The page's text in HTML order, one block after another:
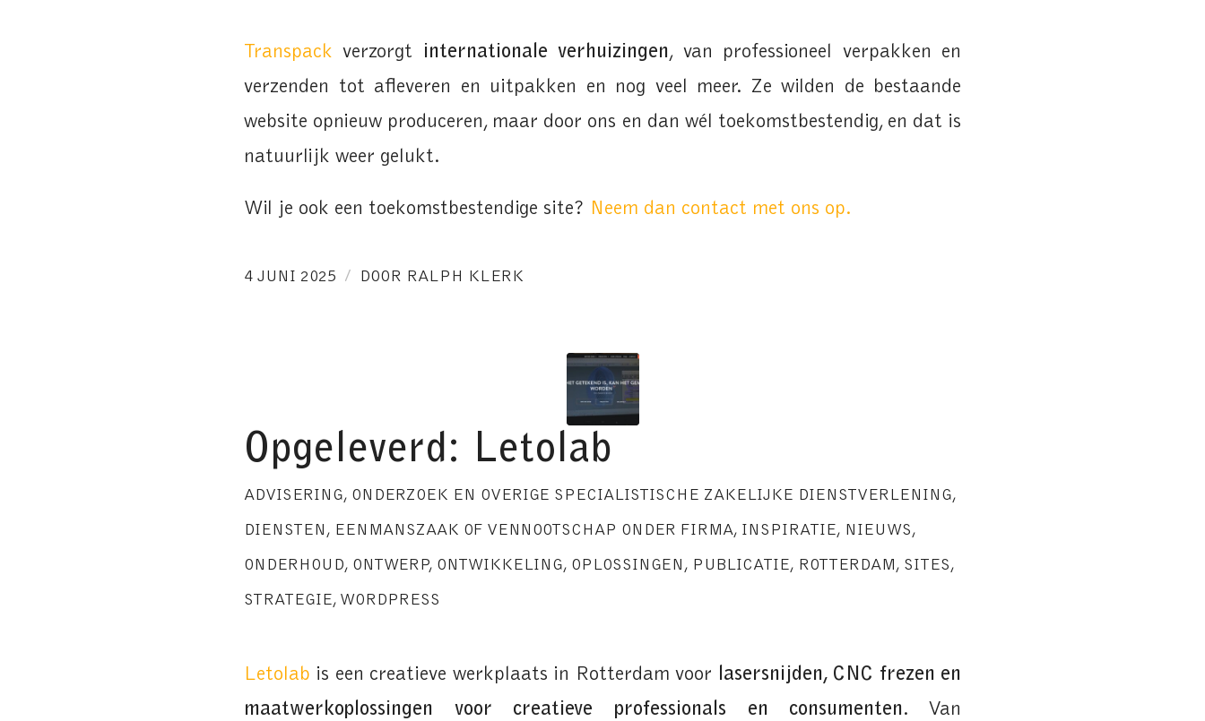
Transpack verzorgt internationale verhuizingen, van professioneel verpakken en
verzenden tot afleveren en uitpakken en nog veel meer. Ze wilden de bestaande
website opnieuw produceren, maar door ons en dan wél toekomstbestendig, en dat is
natuurlijk weer gelukt.
Wil je ook een toekomstbestendige site? Neem dan contact met ons op.
4 JUNI 2025 / DOOR RALPH KLERK
Opgeleverd: Letolab
ADVISERING, ONDERZOEK EN OVERIGE SPECIALISTISCHE ZAKELIJKE DIENSTVERLENING,
DIENSTEN , EENMANSZAAK OF VENNOOTSCHAP ONDER FIRMA, INSPIRATIE, NIEUWS,
ONDERHOUD, ONTWERP, ONTWIKKELING, OPLOSSINGEN , PUBLICATIE, ROTTERDAM , SITES,
STRATEGIE, WORDPRESS
Letolab is een creatieve werkplaats in Rotterdam voor lasersnijden, CNC frezen en
maatwerkoplossingen voor creatieve professionals en consumenten. Van